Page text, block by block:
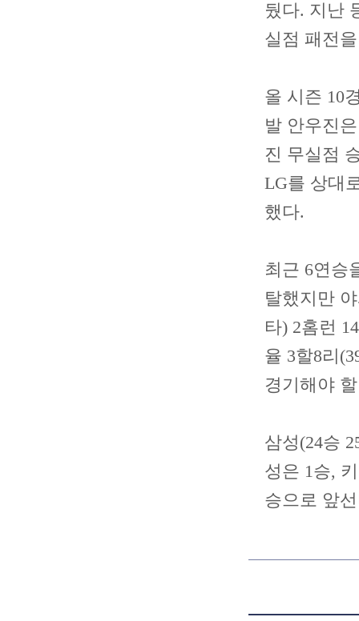
뒀다. 지난
실점 패전
올 시즌 10
발 안우진
진 무실점
LG를 상대
했다.
최근 6연승
탈했지만
타) 2홈런
율 3할8리
경기해야
삼성(24승
성은 1승,
승으로 앞